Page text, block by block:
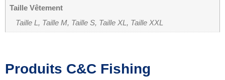
Taille Vêtement
Taille L, Taille M, Taille S, Taille XL, Taille XXL
Produits C&C Fishing